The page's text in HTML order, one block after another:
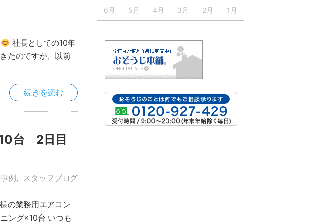
社長としての10年
たのですが、以前
続きを読む
台 2日目
例 スタッフブログ
の業務用エアコン
ング×10台 いつも
6月 5月 4月 3月 2月 1月